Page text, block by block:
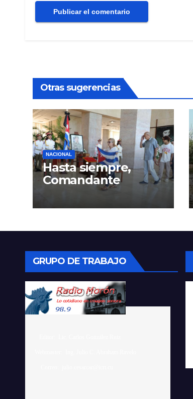
Otras sugerencias
NACIONAL
Hasta siempre,
Comandante
GRUPO DE TRABAJO